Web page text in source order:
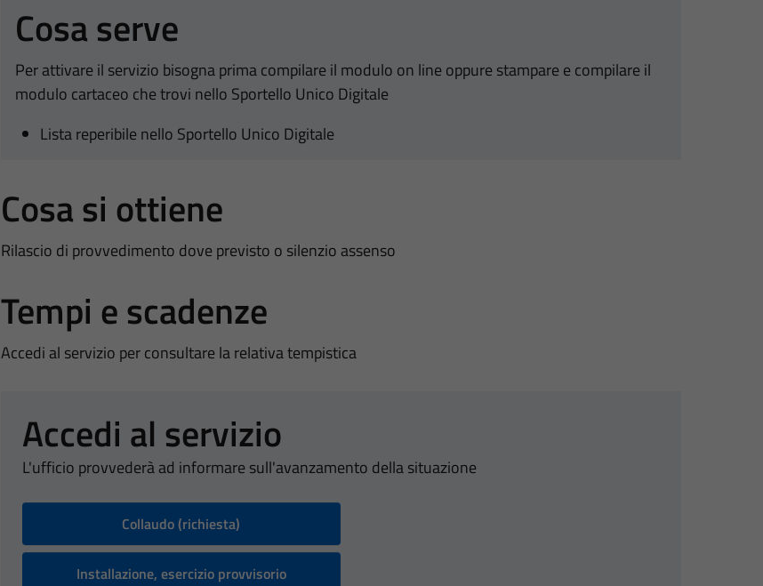
Cosa serve
Per attivare il servizio bisogna prima compilare il modulo on line oppure stampare e compilare il
modulo cartaceo che trovi nello Sportello Unico Digitale
Lista reperibile nello Sportello Unico Digitale
Cosa si ottiene
Rilascio di provvedimento dove previsto o silenzio assenso
Tempi e scadenze
Accedi al servizio per consultare la relativa tempistica
Accedi al servizio
L'ufficio provvederà ad informare sull'avanzamento della situazione
Collaudo (richiesta)
Installazione, esercizio provvisorio